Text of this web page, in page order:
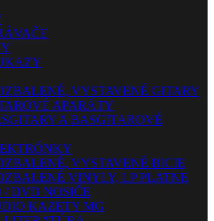
VYSTAVENÉ GITARY
APARÁTY
A BASGITAROVÉ
VYSTAVENÉ BICIE
VINYLY, LP PLATNE
/ DVD NOSIČE
KAZETY MG